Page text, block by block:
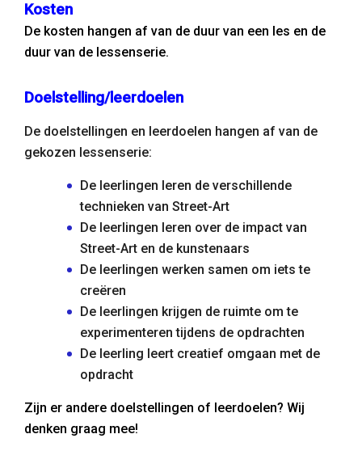
Kosten
De kosten hangen af van de duur van een les en de
duur van de lessenserie.
Doelstelling/leerdoelen
De doelstellingen en leerdoelen hangen af van de
gekozen lessenserie:
De leerlingen leren de verschillende
technieken van Street-Art
De leerlingen leren over de impact van
Street-Art en de kunstenaars
De leerlingen werken samen om iets te
creëren
De leerlingen krijgen de ruimte om te
experimenteren tijdens de opdrachten
De leerling leert creatief omgaan met de
opdracht
Zijn er andere doelstellingen of leerdoelen? Wij
denken graag mee!